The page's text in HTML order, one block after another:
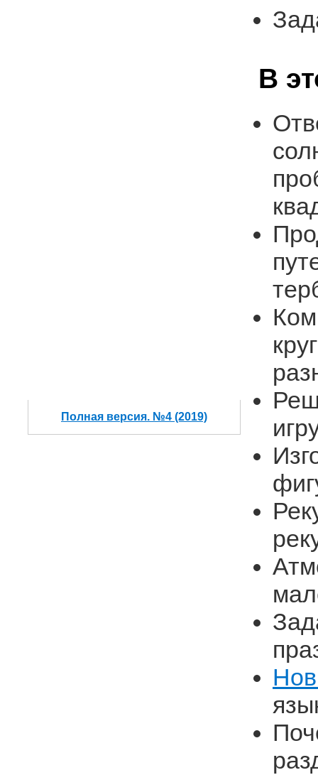
Полная версия. №4 (2019)
В